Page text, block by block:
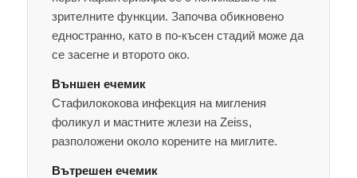
зрителните функции. Започва обикновено
едностранно, като в по-късен стадий може да
се засегне и второто око.
Външен ечемик
Стафилококова инфекция на мигления
фоликул и мастните жлези на Zeiss,
разположени около корените на миглите.
Вътрешен ечемик